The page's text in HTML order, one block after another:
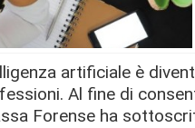
artificiale è
Al fine di
Forense ha